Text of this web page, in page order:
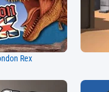
Rex